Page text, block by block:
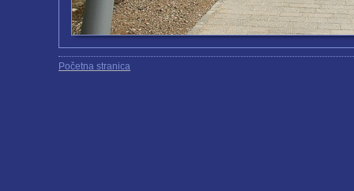
Početna stranica